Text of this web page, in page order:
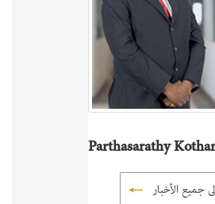
Parthasarathy
جميع الأخبار